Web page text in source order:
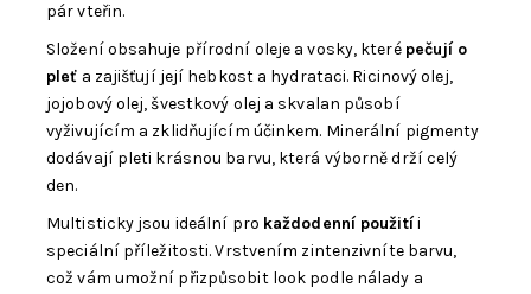
pár vteřin.
Složení obsahuje přírodní oleje a vosky, které pečují o
pleť a zajišťují její hebkost a hydrataci. Ricinový olej,
jojobový olej, švestkový olej a skvalan působí
vyživujícím a zklidňujícím účinkem. Minerální pigmenty
dodávají pleti krásnou barvu, která výborně drží celý
den.
Multisticky jsou ideální pro každodenní použitíi
speciální příležitosti. Vrstvením zintenzivníte barvu,
což vám umožní přizpůsobit look podle nálady a